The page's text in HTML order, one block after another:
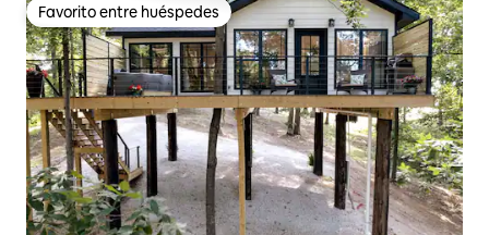
Favorito entre huéspedes
Favorito entre huéspedes